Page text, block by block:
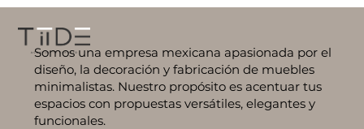
Somos una empresa mexicana apasionada por el
diseño, la decoración y fabricación de muebles
minimalistas. Nuestro propósito es acentuar tus
espacios con propuestas versátiles, elegantes y
funcionales.